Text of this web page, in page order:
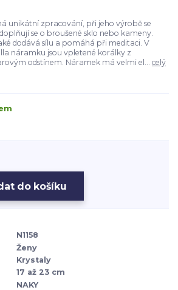
unikátní zpracování, při jeho výrobě se
se o broušené sklo nebo kameny.
dodává sílu a pomáhá při meditaci. V
náramku jsou vpletené korálky z
odstínem. Náramek má velmi el... celý
do košíku
N1158
Ženy
Krystaly
17 až 23 cm
NAKY